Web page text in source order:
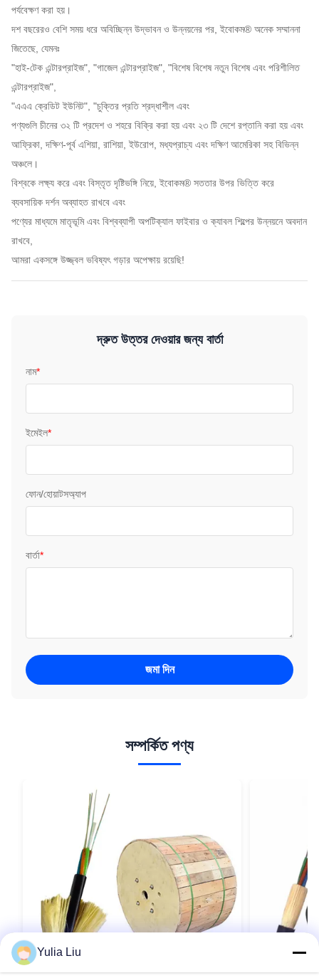
পর্যবেক্ষণ করা হয়।
দশ বছরেরও বেশি সময় ধরে অবিচ্ছিন্ন উদ্ভাবন ও উন্নয়নের পর, ইবোকম® অনেক সম্মাননা
জিতেছে, যেমনঃ
"হাই-টেক এন্টারপ্রাইজ", "গাজেল এন্টারপ্রাইজ", "বিশেষ বিশেষ নতুন বিশেষ এবং পরিশীলিত
এন্টারপ্রাইজ",
"এএএ ক্রেডিট ইউনিট", "চুক্তির প্রতি শ্রদ্ধাশীল এবং
পণ্যগুলি চীনের ৩২ টি প্রদেশ ও শহরে বিক্রি করা হয় এবং ২৩ টি দেশে রপ্তানি করা হয় এবং
আফ্রিকা, দক্ষিণ-পূর্ব এশিয়া, রাশিয়া, ইউরোপ, মধ্যপ্রাচ্য এবং দক্ষিণ আমেরিকা সহ বিভিন্ন
অঞ্চলে।
বিশ্বকে লক্ষ্য করে এবং বিস্তৃত দৃষ্টিভঙ্গি নিয়ে, ইবোকম® সততার উপর ভিত্তি করে
ব্যবসায়িক দর্শন অব্যাহত রাখবে এবং
পণ্যের মাধ্যমে মাতৃভূমি এবং বিশ্বব্যাপী অপটিক্যাল ফাইবার ও ক্যাবল শিল্পের উন্নয়নে অবদান
রাখবে,
আমরা একসঙ্গে উজ্জ্বল ভবিষ্যৎ গড়ার অপেক্ষায় রয়েছি!
দ্রুত উত্তর দেওয়ার জন্য বার্তা
নাম*
ইমেইল*
ফোন/হোয়াটসঅ্যাপ
বার্তা*
জমা দিন
সম্পর্কিত পণ্য
Yulia Liu